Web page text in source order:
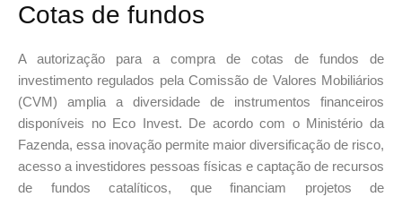
Cotas de fundos
A autorização para a compra de cotas de fundos de
investimento regulados pela Comissão de Valores Mobiliários
(CVM) amplia a diversidade de instrumentos financeiros
disponíveis no Eco Invest. De acordo com o Ministério da
Fazenda, essa inovação permite maior diversificação de risco,
acesso a investidores pessoas físicas e captação de recursos
de fundos catalíticos, que financiam projetos de